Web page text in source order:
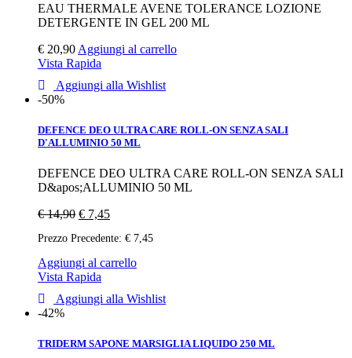
EAU THERMALE AVENE TOLERANCE LOZIONE
DETERGENTE IN GEL 200 ML
€ 20,90 Aggiungi al carrello
Vista Rapida
Aggiungi alla Wishlist
-50%
DEFENCE DEO ULTRA CARE ROLL-ON SENZA SALI
D'ALLUMINIO 50 ML
DEFENCE DEO ULTRA CARE ROLL-ON SENZA SALI
D&apos;ALLUMINIO 50 ML
€14,90 € 7,45
Prezzo Precedente: € 7,45
Aggiungi al carrello
Vista Rapida
Aggiungi alla Wishlist
-42%
TRIDERM SAPONE MARSIGLIA LIQUIDO 250 ML